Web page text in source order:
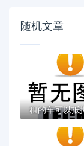
随机文章